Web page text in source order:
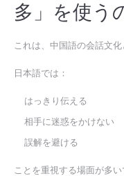
多」を使う
これは、中国語の会話文化
日本語では：
はっきり伝える
相手に迷惑をかけない
誤解を避ける
ことを重視する場面が多い